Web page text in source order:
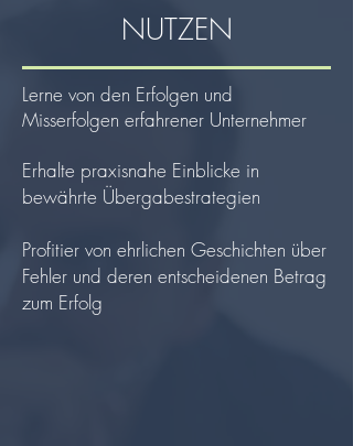
NUTZEN
Lerne von den Erfolgen und
Misserfolgen erfahrener Unternehmer
Erhalte praxisnahe Einblicke in
bewährte Übergabestrategien
Profitier von ehrlichen Geschichten über
Fehler und deren entscheidenen Betrag
zum Erfolg